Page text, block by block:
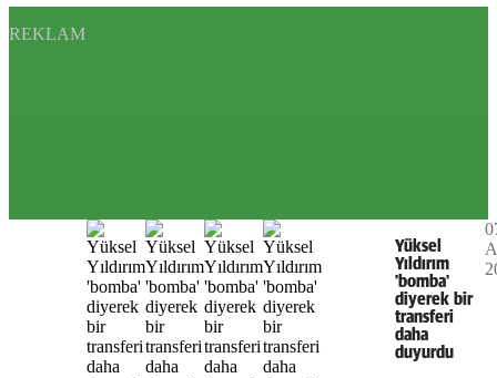
REKLAM
Yüksel
Yıldırım
'bomba'
diyerek bir
transferi
daha
duyurdu